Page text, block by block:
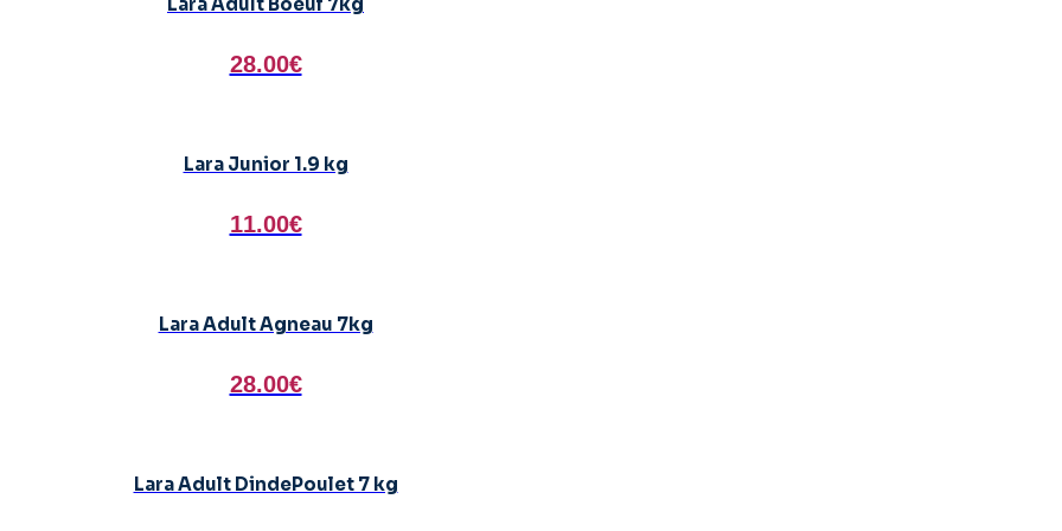
28.00€
Lara Junior 1.9 kg
11.00€
Lara Adult Agneau 7kg
28.00€
Lara Adult DindePoulet 7 kg